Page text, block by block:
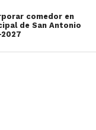
comedor en
de San Antonio